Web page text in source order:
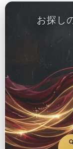
お探し